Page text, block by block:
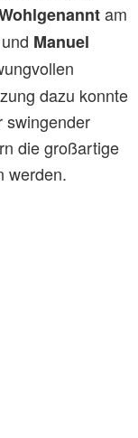
am
Manuel
dazu konnte
swingender
die großartige
werden.